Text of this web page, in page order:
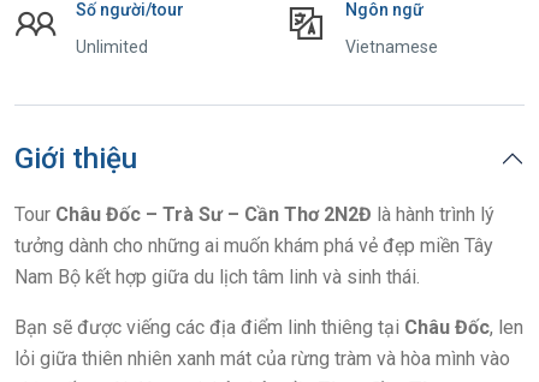
Số người/tour
Unlimited
Ngôn ngữ
Vietnamese
Giới thiệu
Tour Châu Đốc – Trà Sư – Cần Thơ 2N2Đ là hành trình lý
tưởng dành cho những ai muốn khám phá vẻ đẹp miền Tây
Nam Bộ kết hợp giữa du lịch tâm linh và sinh thái.
Bạn sẽ được viếng các địa điểm linh thiêng tại Châu Đốc, len
lỏi giữa thiên nhiên xanh mát của rừng tràm và hòa mình vào